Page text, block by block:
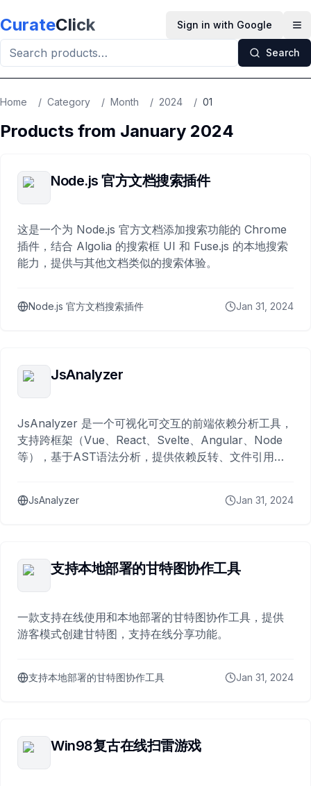
CurateClick Sign in with Google
Search
Home / Category / Month / 2024 / 01
Products from January 2024
Node.js 官方文档搜索插件
这是一个为 Node.js 官方文档添加搜索功能的 Chrome
插件，结合 Algolia 的搜索框 UI 和 Fuse.js 的本地搜索
能力，提供与其他文档类似的搜索体验。
Node.js 官方文档搜索插件 Jan 31, 2024
JsAnalyzer
JsAnalyzer 是一个可视化可交互的前端依赖分析工具，
支持跨框架（Vue、React、Svelte、Angular、Node
等），基于AST语法分析，提供依赖反转、文件引用次
JsAnalyzer Jan 31, 2024
支持本地部署的甘特图协作工具
一款支持在线使用和本地部署的甘特图协作工具，提供
游客模式创建甘特图，支持在线分享功能。
支持本地部署的甘特图协作工具 Jan 31, 2024
Win98复古在线扫雷游戏